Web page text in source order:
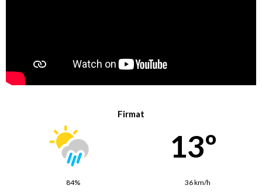
Firmat
13º
84%
36 km/h